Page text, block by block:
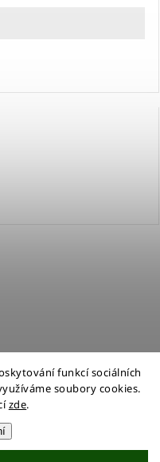
funkcí sociálních
soubory cookies.
zde.
s r.o.
cookies